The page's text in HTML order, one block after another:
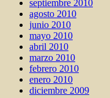
septiembre 2010
agosto 2010
junio 2010
mayo 2010
abril 2010
marzo 2010
febrero 2010
enero 2010
diciembre 2009